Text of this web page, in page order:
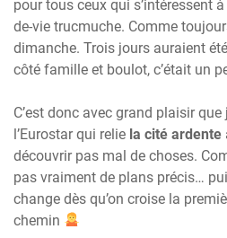
pour tous ceux qui s’intéressent
de-vie trucmuche. Comme
dimanche. Trois jours auraient
côté famille et boulot, c’était un
C’est donc avec grand plaisir
l’Eurostar qui relie la cité ardente
découvrir pas mal de choses.
pas vraiment de plans précis…
change dès qu’on croise la
chemin